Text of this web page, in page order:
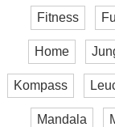
Fitness
Home
Kompass
Mandala